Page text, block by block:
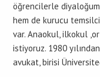
öğrencilerle
hem de kurucu
var. Anaokul, ilkokul
istiyoruz. 1980
avukat, birisi